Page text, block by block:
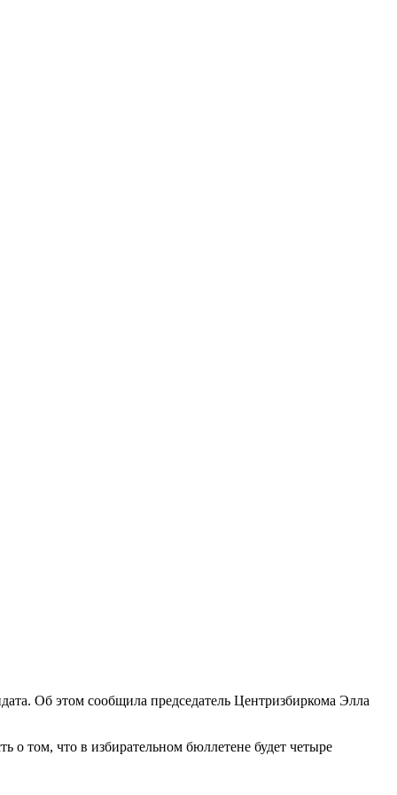
Об этом сообщила председатель Центризбиркома Элла
о том, что в избирательном бюллетене будет четыре